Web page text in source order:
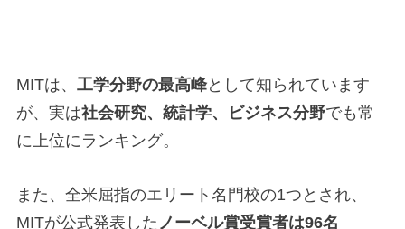
MITは、 工学分野の最高峰として知られています
が、実は社会研究、統計学、ビジネス分野でも常
に上位にランキング。
また、全米屈指のエリート名門校の1つとされ、
MITが公式発表した ノーベル賞受賞者は96名